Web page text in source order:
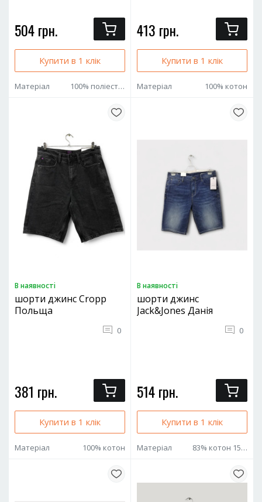
504 грн.
Купити в 1 клік
Матеріал 100% поліестер
413 грн.
Купити в 1 клік
Матеріал 100% котон
В наявностi
шорти джинс Cropp
Польща
0
381 грн.
Купити в 1 клік
Матеріал 100% котон
В наявностi
шорти джинс
Jack&Jones Данія
0
514 грн.
Купити в 1 клік
Матеріал 83% котон 15% поліамід 2% еластан